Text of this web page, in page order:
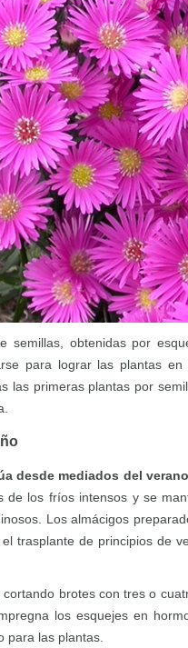
semillas, obtenidas por
para lograr las plantas
las primeras plantas por
desde mediados del
de los fríos intensos y se
Los almácigos
trasplante de principios de
brotes con tres o
los esquejes en
para las plantas.